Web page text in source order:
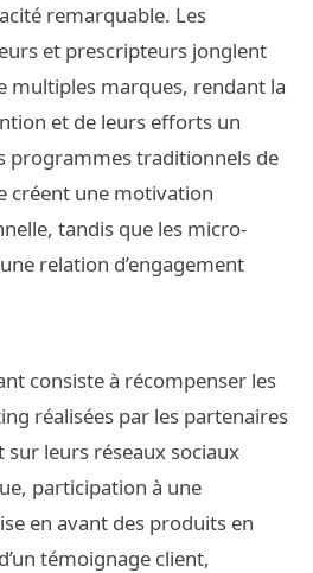
remarquable. Les
et prescripteurs jonglent
multiples marques, rendant la
et de leurs efforts un
programmes traditionnels de
créent une motivation
tandis que les micro-
relation d’engagement
consiste à récompenser les
réalisées par les partenaires
sur leurs réseaux sociaux
participation à une
en avant des produits en
témoignage client,